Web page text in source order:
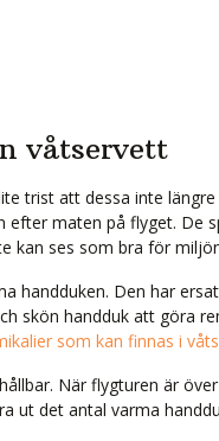
våtservett
trist att dessa inte
maten på flyget. De
kan ses som bra för
handduken. Den har
skön handduk att göra
som kan finnas i
När flygturen är
ut det antal varma